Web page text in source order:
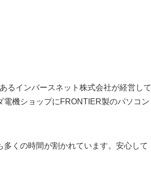
るインバースネット株式会社が経営して
機ショップにFRONTIER製のパソコン
くの時間が割かれています。安心して